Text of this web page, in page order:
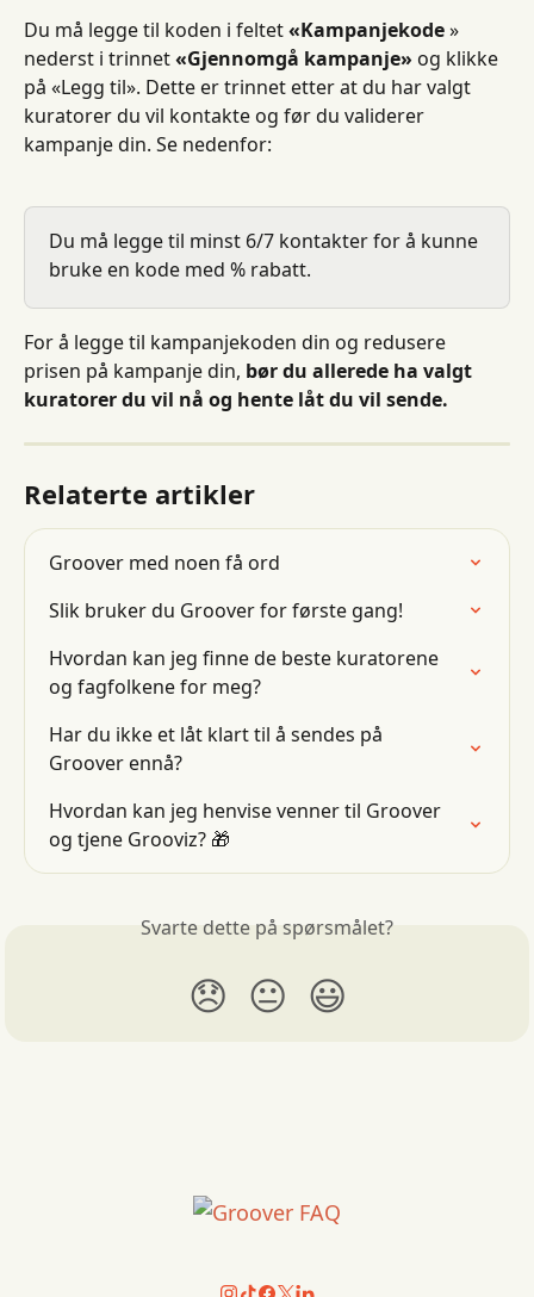
Du må legge til koden i feltet «Kampanjekode »
nederst i trinnet «Gjennomgå kampanje» og klikke
på «Legg til». Dette er trinnet etter at du har valgt
kuratorer du vil kontakte og før du validerer
kampanje din. Se nedenfor:
Du må legge til minst 6/7 kontakter for å kunne
bruke en kode med % rabatt.
For å legge til kampanjekoden din og redusere
prisen på kampanje din, bør du allerede ha valgt
kuratorer du vil nå og hente låt du vil sende.
Relaterte artikler
Groover med noen få ord
Slik bruker du Groover for første gang!
Hvordan kan jeg finne de beste kuratorene
og fagfolkene for meg?
Har du ikke et låt klart til å sendes på
Groover ennå?
Hvordan kan jeg henvise venner til Groover
og tjene Grooviz? 🎁
Svarte dette på spørsmålet?
😞 😐 😃